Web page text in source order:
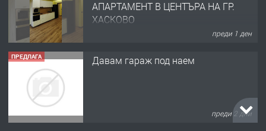
преди 2 дни
ПРЕДЛАГА
№4120 Магазин/Офис под наем в кв.
преди 2 дни